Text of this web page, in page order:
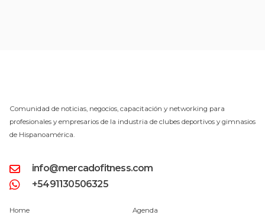
Comunidad de noticias, negocios, capacitación y networking para
profesionales y empresarios de la industria de clubes deportivos y gimnasios
de Hispanoamérica.
info@mercadofitness.com
+5491130506325
Home Agenda